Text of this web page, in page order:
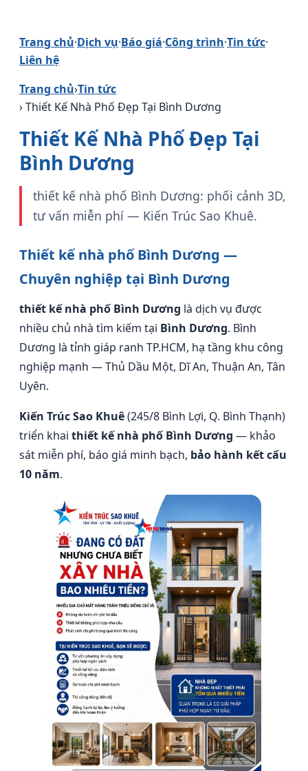
Trang chủ·Dịch vụ·Báo giá·Công trình·Tin tức·
Liên hệ
Trang chủ›Tin tức
› Thiết Kế Nhà Phố Đẹp Tại Bình Dương
Thiết Kế Nhà Phố Đẹp Tại
Bình Dương
thiết kế nhà phố Bình Dương: phối cảnh 3D,
tư vấn miễn phí — Kiến Trúc Sao Khuê.
Thiết kế nhà phố Bình Dương —
Chuyên nghiệp tại Bình Dương
thiết kế nhà phố Bình Dương là dịch vụ được
nhiều chủ nhà tìm kiếm tại Bình Dương. Bình
Dương là tỉnh giáp ranh TP.HCM, hạ tầng khu công
nghiệp mạnh — Thủ Dầu Một, Dĩ An, Thuận An, Tân
Uyên.
Kiến Trúc Sao Khuê(245/8 Bình Lợi, Q. Bình Thạnh)
triển khai thiết kế nhà phố Bình Dương — khảo
sát miễn phí, báo giá minh bạch, bảo hành kết cấu
10 năm.